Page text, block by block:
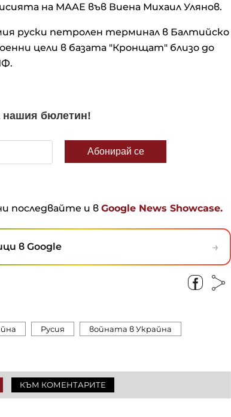
на МААЕ във Виена Михаил Улянов.
руски петролен терминал в Балтийско
цели в базата "Кронщат" близо до
последвайте и в Google News Showcase.
в Google →
Русия
войната в Украйна
КЪМ КОМЕНТАРИТЕ
трансформират от жертви на
хъбове
производителите на краве
мляко и угоени прасета